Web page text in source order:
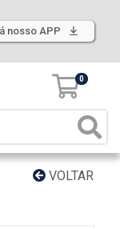
nosso APP
0
VOLTAR